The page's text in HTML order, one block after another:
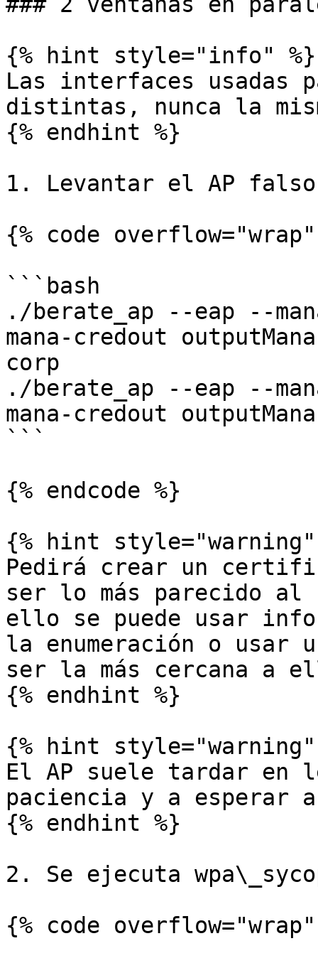
{% hint style="info" %}
Las interfaces usadas
distintas, nunca la
{% endhint %}
1. Levantar el AP
{% code
```bash
./berate_ap --eap --
mana-credout
corp
./berate_ap --eap --
mana-credout
```
{% endcode %}
{% hint
Pedirá crear un
ser lo más parecido
ello se puede usar
la enumeración o usar
ser la más cercana a
{% endhint %}
{% hint style="warning"
El AP suele tardar en
paciencia y a esperar
{% endhint %}
2. Se ejecuta
{% code